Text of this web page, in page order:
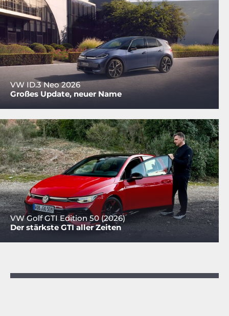
VW ID.3 Neo 2026
Großes Update, neuer Name
VW Golf GTI Edition 50 (2026)
Der stärkste GTI aller Zeiten